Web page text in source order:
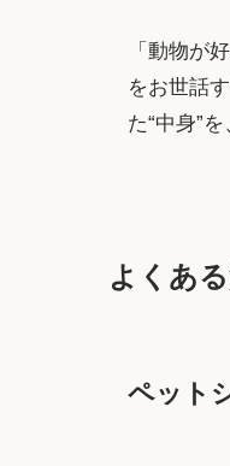
「動物が
をお世話
た“中身”
よくあ
ペット